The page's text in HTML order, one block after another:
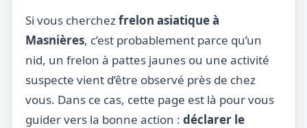
Si vous cherchezfrelon asiatique à
Masnières, c’est probablement parce qu’un
nid, un frelon à pattes jaunes ou une activité
suspecte vient d’être observé près de chez
vous. Dans ce cas, cette page est là pour vous
guider vers la bonne action : déclarer le